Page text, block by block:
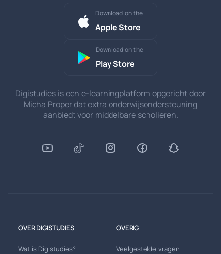
Download on the
Apple Store
Download on the
Play Store
Digistudies is een e-learningplatform opgericht door
Micha Proper dat extra onderwijsondersteuning
aanbiedt voor middelbare scholieren.
OVER DIGISTUDIES
Wat is Digistudies?
OVERIG
Veelgestelde vragen